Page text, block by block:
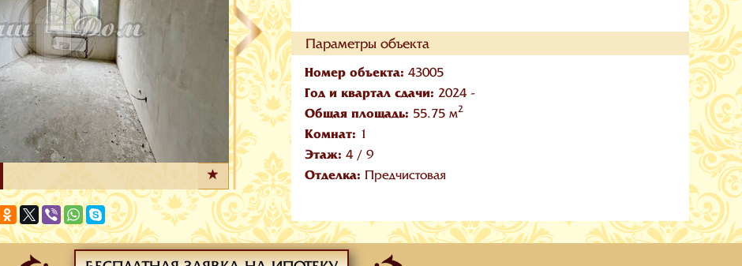
Параметры объекта
Номер объекта: 43005
Год и квартал сдачи: 2024 -
Общая площадь: 55.75 м2
Комнат: 1
Этаж: 4/ 9
Отделка: Предчистовая